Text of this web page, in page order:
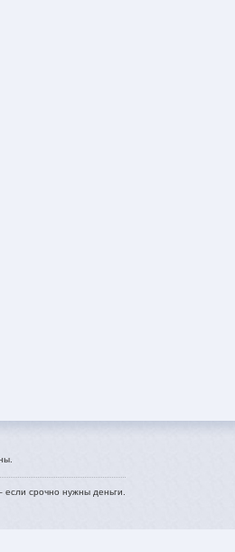
если срочно нужны деньги.